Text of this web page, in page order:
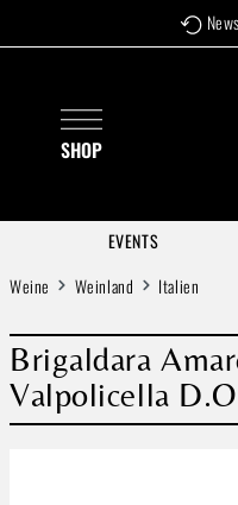
Zum Hauptinhalt springen
SHOP
EVENTS
Weine
Weinland Italien
Brigaldara
Valpolicella